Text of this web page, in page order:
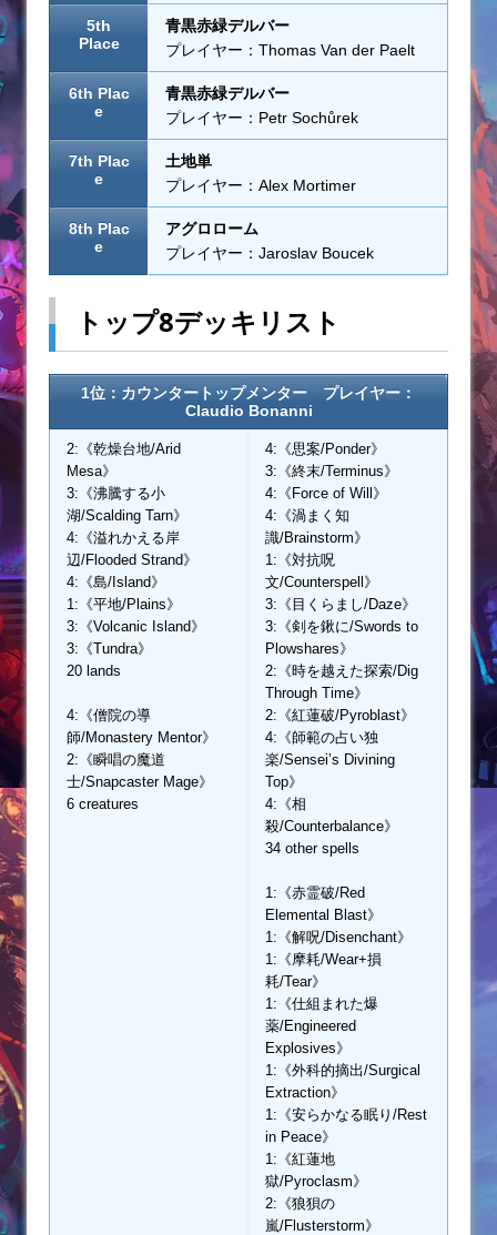
5th
Place
青黒赤緑デルバー
プレイヤー：Thomas Van der Paelt
6th Plac
e
青黒赤緑デルバー
プレイヤー：Petr Sochůrek
7th Plac
e
土地単
プレイヤー：Alex Mortimer
8th Plac
e
アグロローム
プレイヤー：Jaroslav Boucek
トップ8デッキリスト
1位：カウンタートップメンター プレイヤー：
Claudio Bonanni
2:《乾燥台地/Arid
Mesa》
3:《沸騰する小
湖/Scalding Tarn》
4:《溢れかえる岸
辺/Flooded Strand》
4:《島/Island》
1:《平地/Plains》
3:《Volcanic Island》
3:《Tundra》
20 lands
4:《僧院の導
師/Monastery Mentor》
2:《瞬唱の魔道
士/Snapcaster Mage》
6 creatures
4:《思案/Ponder》
3:《終末/Terminus》
4:《Force of Will》
4:《渦まく知
識/Brainstorm》
1:《対抗呪
文/Counterspell》
3:《目くらまし/Daze》
3:《剣を鍬に/Swords to
Plowshares》
2:《時を越えた探索/Dig
Through Time》
2:《紅蓮破/Pyroblast》
4:《師範の占い独
楽/Sensei’s Divining
Top》
4:《相
殺/Counterbalance》
34 other spells
1:《赤霊破/Red
Elemental Blast》
1:《解呪/Disenchant》
1:《摩耗/Wear+損
耗/Tear》
1:《仕組まれた爆
薬/Engineered
Explosives》
1:《外科的摘出/Surgical
Extraction》
1:《安らかなる眠り/Rest
in Peace》
1:《紅蓮地
獄/Pyroclasm》
2:《狼狽の
嵐/Flusterstorm》